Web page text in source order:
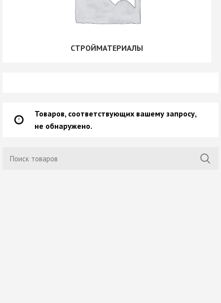
СТРОЙМАТЕРИАЛЫ
Товаров, соответствующих вашему запросу,
не обнаружено.